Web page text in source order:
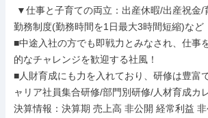
勤務制度(勤務時間を1日最大3時間短縮)など
■中途入社の方でも即戦力とみなされ、仕事
的なチャレンジを歓迎する社風！
■人財育成にも力を入れており、研修は豊富
ャリア社員集合研修/部門別研修/人材育成カ
決算情報：決算期 売上高 非公開 経常利益 非